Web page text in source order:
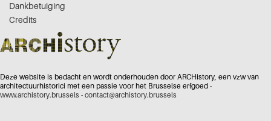
Dankbetuiging
Credits
Deze website is bedacht en wordt onderhouden door ARCHistory, een vzw van
architectuurhistorici met een passie voor het Brusselse erfgoed -
www.archistory.brussels - contact@archistory.brussels